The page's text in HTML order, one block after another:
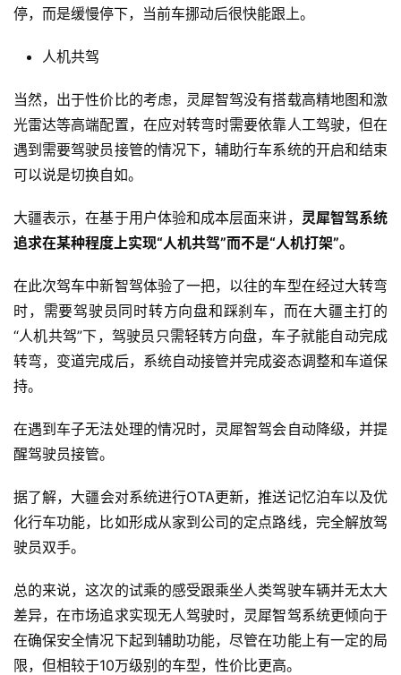
停，而是缓慢停下，当前车挪动后很快能跟上。
人机共驾
当然，出于性价比的考虑，灵犀智驾没有搭载高精地图和激
光雷达等高端配置，在应对转弯时需要依靠人工驾驶，但在
遇到需要驾驶员接管的情况下，辅助行车系统的开启和结束
可以说是切换自如。
大疆表示，在基于用户体验和成本层面来讲， 灵犀智驾系统
追求在某种程度上实现“人机共驾”而不是“人机打架”。
在此次驾车中新智驾体验了一把，以往的车型在经过大转弯
时，需要驾驶员同时转方向盘和踩刹车，而在大疆主打的
“人机共驾”下，驾驶员只需轻转方向盘，车子就能自动完成
转弯，变道完成后，系统自动接管并完成姿态调整和车道保
持。
在遇到车子无法处理的情况时，灵犀智驾会自动降级，并提
醒驾驶员接管。
据了解，大疆会对系统进行OTA更新，推送记忆泊车以及优
化行车功能，比如形成从家到公司的定点路线，完全解放驾
驶员双手。
总的来说，这次的试乘的感受跟乘坐人类驾驶车辆并无太大
差异，在市场追求实现无人驾驶时，灵犀智驾系统更倾向于
在确保安全情况下起到辅助功能，尽管在功能上有一定的局
限，但相较于10万级别的车型，性价比更高。